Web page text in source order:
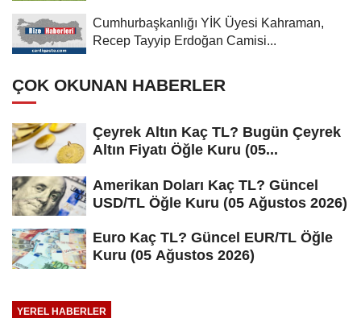
Cumhurbaşkanlığı YİK Üyesi Kahraman,
Recep Tayyip Erdoğan Camisi...
ÇOK OKUNAN HABERLER
Çeyrek Altın Kaç TL? Bugün Çeyrek
Altın Fiyatı Öğle Kuru (05...
Amerikan Doları Kaç TL? Güncel
USD/TL Öğle Kuru (05 Ağustos 2026)
Euro Kaç TL? Güncel EUR/TL Öğle
Kuru (05 Ağustos 2026)
YEREL HABERLER